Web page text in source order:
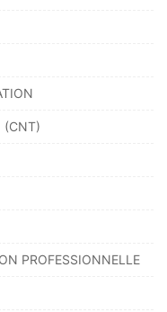
(CNT)
PROFESSIONNELLE